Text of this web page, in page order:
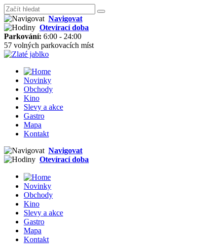
Navigovat
Otevírací doba
Parkování: 6:00 - 24:00
57 volných parkovacích míst
Novinky
Obchody
Kino
Slevy a akce
Gastro
Mapa
Kontakt
Navigovat
Otevírací doba
Novinky
Obchody
Kino
Slevy a akce
Gastro
Mapa
Kontakt